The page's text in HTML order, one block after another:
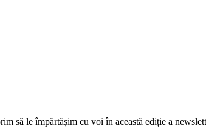
să le împărtășim cu voi în această ediție a